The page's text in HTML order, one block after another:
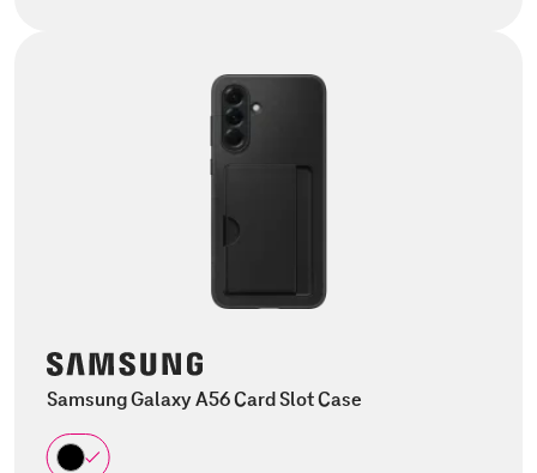
Samsung Galaxy A56 Card Slot Case